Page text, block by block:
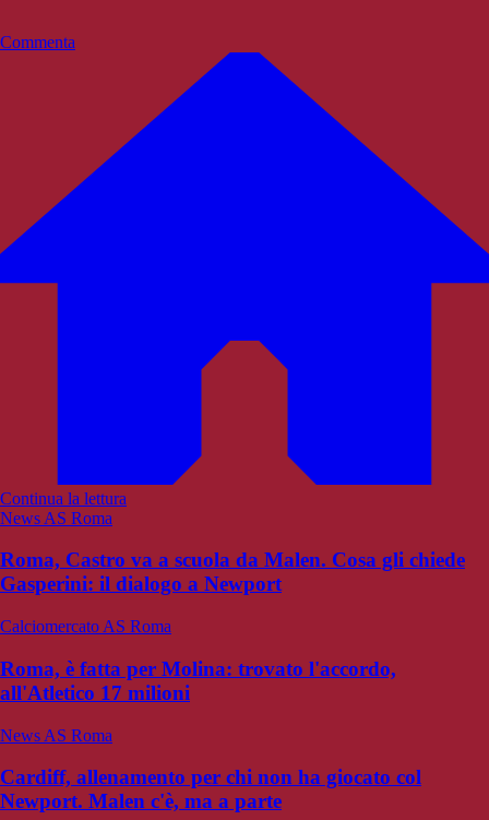
Commenta
Continua la lettura
News AS Roma
Roma, Castro va a scuola da Malen. Cosa gli chiede
Gasperini: il dialogo a Newport
Calciomercato AS Roma
Roma, è fatta per Molina: trovato l'accordo,
all'Atletico 17 milioni
News AS Roma
Cardiff, allenamento per chi non ha giocato col
Newport. Malen c'è, ma a parte